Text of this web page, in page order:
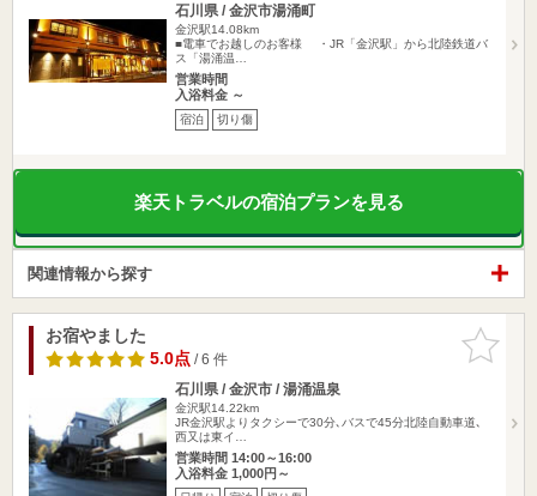
石川県 / 金沢市湯涌町
金沢駅14.08km
■電車でお越しのお客様 ・JR「金沢駅」から北陸鉄道バ
ス「湯涌温…
営業時間
入浴料金 ～
宿泊 切り傷
楽天トラベルの宿泊プランを見る
関連情報から探す
お気に入
りに追加
お宿やました
5.0点/ 6 件
石川県 / 金沢市 / 湯涌温泉
金沢駅14.22km
JR金沢駅よりタクシーで30分､バスで45分北陸自動車道､
西又は東イ…
営業時間 14:00～16:00
入浴料金 1,000円～